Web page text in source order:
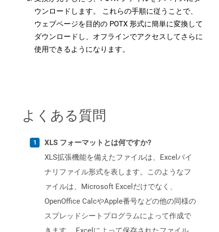
ウンロードします。 これらの手順に従うことで、
ウェブページを目的の POTX 形式に簡単に変換して
ダウンロードし、オフラインでアクセスしてさらに
使用できるようになります。
よくある質問
XLS フォーマットとは何ですか?
XLS拡張機能を備えたファイルは、Excelバイ
ナリファイル形式を表します。このようなフ
ァイルは、Microsoft Excelだけでなく、
OpenOffice CalcやApple番号などの他の同様の
スプレッドシートプログラムによって作成で